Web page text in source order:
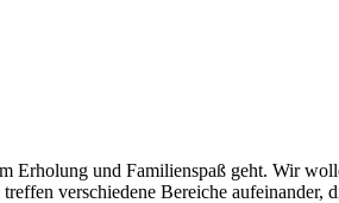
Erholung und Familienspaß geht. Wir
verschiedene Bereiche aufeinander,